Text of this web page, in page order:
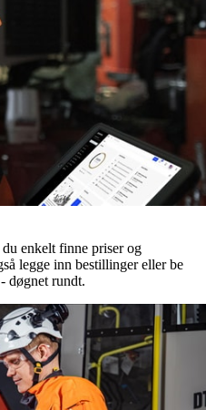
enkelt finne priser og
legge inn bestillinger eller be
døgnet rundt.